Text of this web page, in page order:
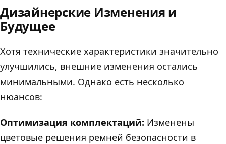
Дизайнерские Изменения и
Будущее
Хотя технические характеристики значительно
улучшились, внешние изменения остались
минимальными. Однако есть несколько
нюансов:
Оптимизация комплектаций: Изменены
цветовые решения ремней безопасности в